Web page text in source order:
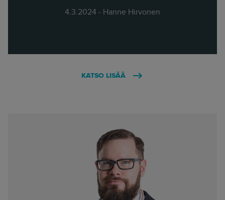
4.3.2024 - Hanne Hirvonen
KATSO LISÄÄ